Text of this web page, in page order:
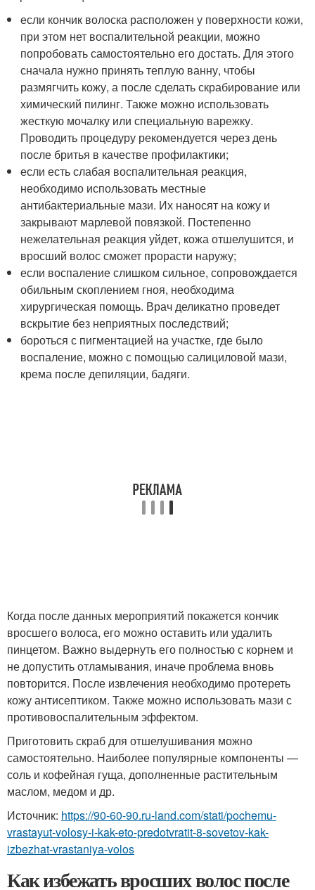
если кончик волоска расположен у поверхности кожи,
при этом нет воспалительной реакции, можно
попробовать самостоятельно его достать. Для этого
сначала нужно принять теплую ванну, чтобы
размягчить кожу, а после сделать скрабирование или
химический пилинг. Также можно использовать
жесткую мочалку или специальную варежку.
Проводить процедуру рекомендуется через день
после бритья в качестве профилактики;
если есть слабая воспалительная реакция,
необходимо использовать местные
антибактериальные мази. Их наносят на кожу и
закрывают марлевой повязкой. Постепенно
нежелательная реакция уйдет, кожа отшелушится, и
вросший волос сможет прорасти наружу;
если воспаление слишком сильное, сопровождается
обильным скоплением гноя, необходима
хирургическая помощь. Врач деликатно проведет
вскрытие без неприятных последствий;
бороться с пигментацией на участке, где было
воспаление, можно с помощью салициловой мази,
крема после депиляции, бадяги.
Когда после данных мероприятий покажется кончик
вросшего волоса, его можно оставить или удалить
пинцетом. Важно выдернуть его полностью с корнем и
не допустить отламывания, иначе проблема вновь
повторится. После извлечения необходимо протереть
кожу антисептиком. Также можно использовать мази с
противовоспалительным эффектом.
Приготовить скраб для отшелушивания можно
самостоятельно. Наиболее популярные компоненты —
соль и кофейная гуща, дополненные растительным
маслом, медом и др.
Источник: https://90-60-90.ru-land.com/stati/pochemu-
vrastayut-volosy-i-kak-eto-predotvratit-8-sovetov-kak-
izbezhat-vrastaniya-volos
Как избежать вросших волос после